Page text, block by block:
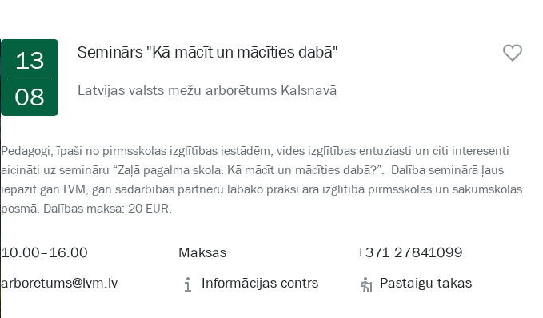
13
08
Seminārs "Kā mācīt un mācīties dabā"
Latvijas valsts mežu arborētums Kalsnavā
Pedagogi, īpaši no pirmsskolas izglītības iestādēm, vides izglītības entuziasti un citi interesenti
aicināti uz semināru “Zaļā pagalma skola. Kā mācīt un mācīties dabā?”. Dalība seminārā ļaus
iepazīt gan LVM, gan sadarbības partneru labāko praksi āra izglītībā pirmsskolas un sākumskolas
posmā. Dalības maksa: 20 EUR.
10.00–16.00 Maksas
+371 27841099
arboretums@lvm.lv
Informācijas centrs Pastaigu takas